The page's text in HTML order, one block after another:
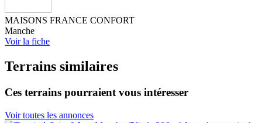
MAISONS FRANCE CONFORT
Manche
Voir la fiche
Terrains similaires
Ces terrains pourraient vous intéresser
Voir toutes les annonces